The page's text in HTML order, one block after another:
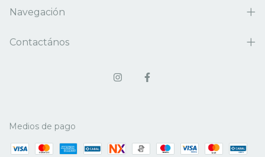
Navegación
Contactános
Medios de pago